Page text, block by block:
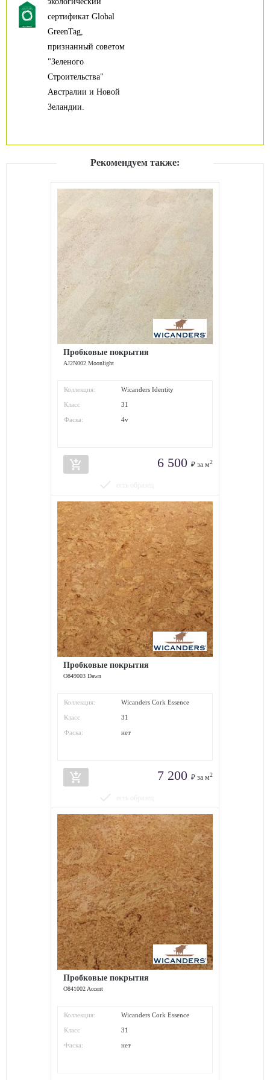
сертификат Global
GreenTag,
признанный советом
"Зеленого
Строительства"
Австралии и Новой
Зеландии.
Рекомендуем также:
Пробковые покрытия
AJ2N002 Moonlight
Коллекция: Wicanders Identity
Класс
31
Фаска: 4v
add_shopping_cart 6 500 ₽ за м2
Пробковые покрытия
O849003 Dawn
Коллекция: Wicanders Cork Essence
Класс
31
Фаска: нет
add_shopping_cart 7 200 ₽ за м2
Пробковые покрытия
O841002 Accent
Коллекция: Wicanders Cork Essence
Класс
31
Фаска: нет